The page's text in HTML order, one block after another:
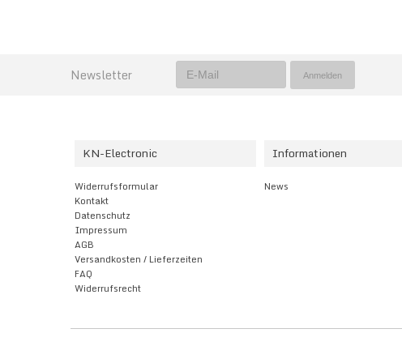
Newsletter
KN-Electronic
Widerrufsformular
Kontakt
Datenschutz
Impressum
AGB
Versandkosten / Lieferzeiten
FAQ
Widerrufsrecht
Informationen
News